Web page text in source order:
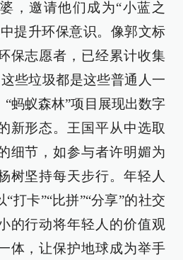
，邀请他们成为“小蓝之
提升环保意识。像郭文标
保志愿者，已经累计收集
些垃圾都是这些普通人一
蚂蚁森林”项目展现出数字
新形态。王国平从中选取
细节，如参与者许明媚为
树坚持每天步行。年轻人
打卡”“比拼”“分享”的社交
的行动将年轻人的价值观
体，让保护地球成为举手